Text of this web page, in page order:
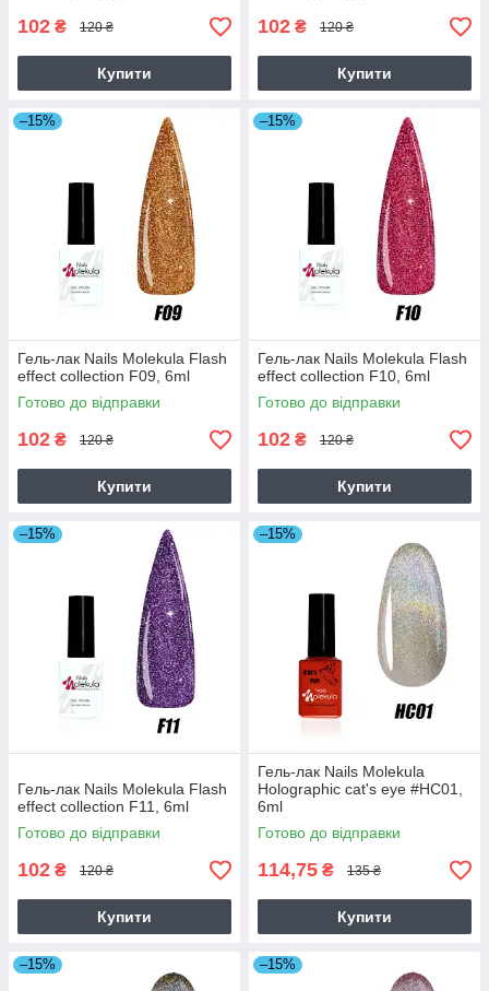
102 ₴ 120 ₴
Купити
102 ₴ 120 ₴
Купити
–15%
Гель-лак Nails Molekula Flash
effect collection F09, 6ml
Готово до відправки
102 ₴ 120 ₴
Купити
–15%
Гель-лак Nails Molekula Flash
effect collection F10, 6ml
Готово до відправки
102 ₴ 120 ₴
Купити
–15%
Гель-лак Nails Molekula Flash
effect collection F11, 6ml
Готово до відправки
102 ₴ 120 ₴
Купити
–15%
Гель-лак Nails Molekula
Holographic cat's eye #HC01,
6ml
Готово до відправки
114,75 ₴ 135 ₴
Купити
–15% –15%